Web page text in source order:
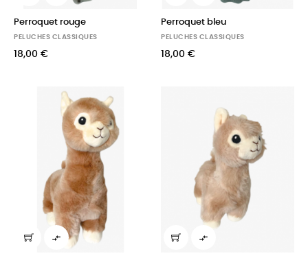
Perroquet rouge
PELUCHES CLASSIQUES
18,00 €
Perroquet bleu
PELUCHES CLASSIQUES
18,00 €
 